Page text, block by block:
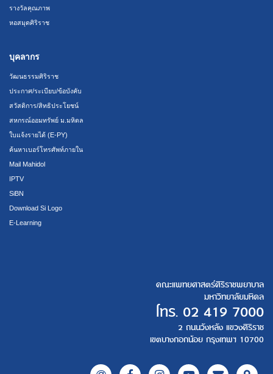
รางวัลคุณภาพ
หอสมุดศิริราช
บุคลากร
วัฒนธรรมศิริราช
ประกาศ/ระเบียบ/ข้อบังคับ
สวัสดิการ/สิทธิประโยชน์
สหกรณ์ออมทรัพย์ ม.มหิดล
ใบแจ้งรายได้ (E-PY)
ค้นหาเบอร์โทรศัพท์ภายใน
Mail Mahidol
IPTV
SiBN
Download Si Logo
E-Learning
คณะแพทยศาสตร์ศิริราชพยาบาล
มหาวิทยาลัยมหิดล
โทร. 02 419 7000
2 ถนนวังหลัง แขวงศิริราช
เขตบางกอกน้อย กรุงเทพฯ 10700